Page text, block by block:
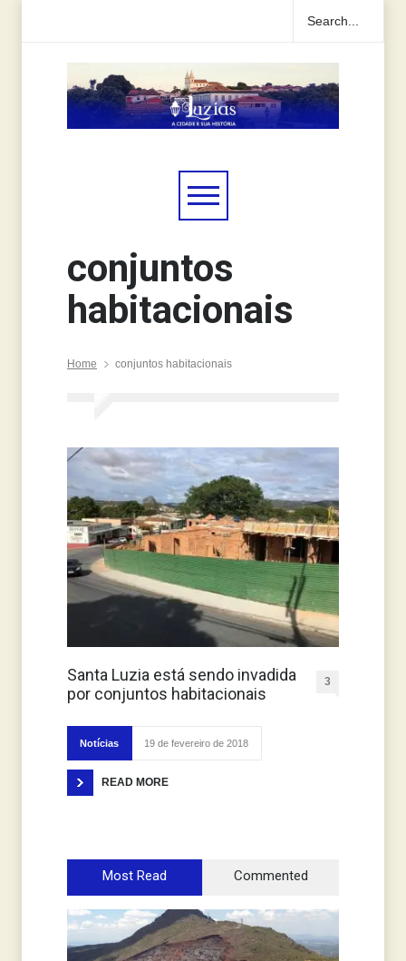
conjuntos
habitacionais
Home conjuntos habitacionais
Santa Luzia está sendo invadida
por conjuntos habitacionais
3
Notícias 19 de fevereiro de 2018
READ MORE
Most Read Commented